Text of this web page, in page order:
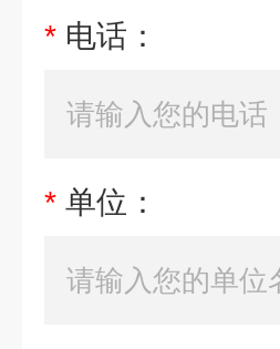
* 电话：
* 单位：